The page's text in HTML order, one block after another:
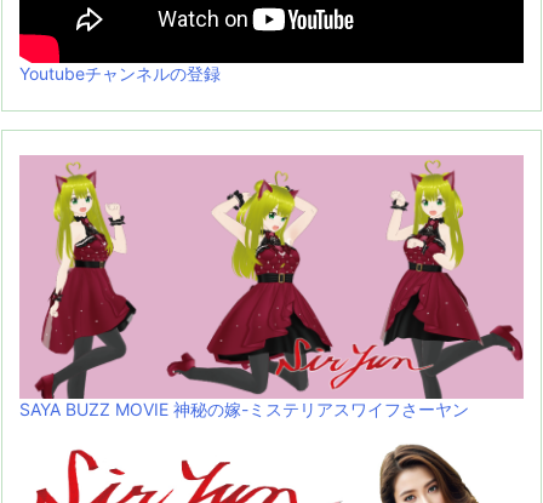
Youtubeチャンネルの登録
SAYA BUZZ MOVIE 神秘の嫁-ミステリアスワイフさーヤン